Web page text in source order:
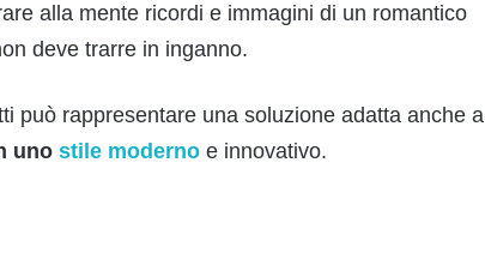
alla mente ricordi e immagini di un romantico
deve trarre in inganno.
può rappresentare una soluzione adatta anche a
uno stile moderno e innovativo.